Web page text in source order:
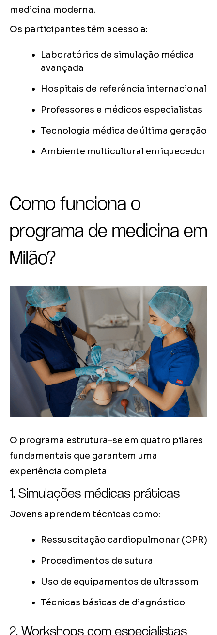
medicina moderna.
Os participantes têm acesso a:
Laboratórios de simulação médica
avançada
Hospitais de referência internacional
Professores e médicos especialistas
Tecnologia médica de última geração
Ambiente multicultural enriquecedor
Como funciona o
programa de medicina em
Milão?
O programa estrutura-se em quatro pilares
fundamentais que garantem uma
experiência completa:
1. Simulações médicas práticas
Jovens aprendem técnicas como:
Ressuscitação cardiopulmonar (CPR)
Procedimentos de sutura
Uso de equipamentos de ultrassom
Técnicas básicas de diagnóstico
2. Workshops com especialistas